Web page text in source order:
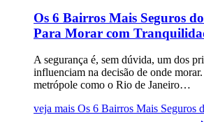
Os 6 Bairros Mais Seguros
Para Morar com
A segurança é, sem dúvida, um dos
influenciam na decisão de onde
metrópole como o Rio de Janeiro…
veja mais Os 6 Bairros Mais Seguros